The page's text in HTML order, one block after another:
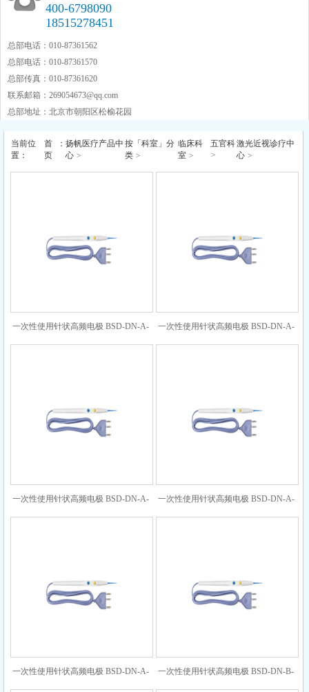
400-6798090
18515278451
总部电话：010-87361562
总部电话：010-87361570
总部传真：010-87361620
联系邮箱： 269054673@qq.com
总部地址：北京市朝阳区松榆花园
当前位
置：
首
页
：扬帆医疗产品中
心 >
按「科室」分
类 >
临床科
室 >
五官科
>
激光近视诊疗中
心 >
一次性使用针状高频电极 BSD-DN-A-
3-53-0
一次性使用针状高频电极 BSD-DN-A-
3-185-0
一次性使用针状高频电极 BSD-DN-A-
3-100-0
一次性使用针状高频电极 BSD-DN-A-
3-140-0
一次性使用针状高频电极 BSD-DN-A- 一次性使用针状高频电极 BSD-DN-B-